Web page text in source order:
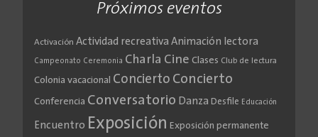
Próximos eventos
Activación Actividad recreativa Animación lectora
Campeonato Ceremonia Charla Cine Clases Club de lectura
Colonia vacacional Concierto Concierto
Conferencia Conversatorio Danza Desfile Educación
Encuentro Exposición Exposición permanente